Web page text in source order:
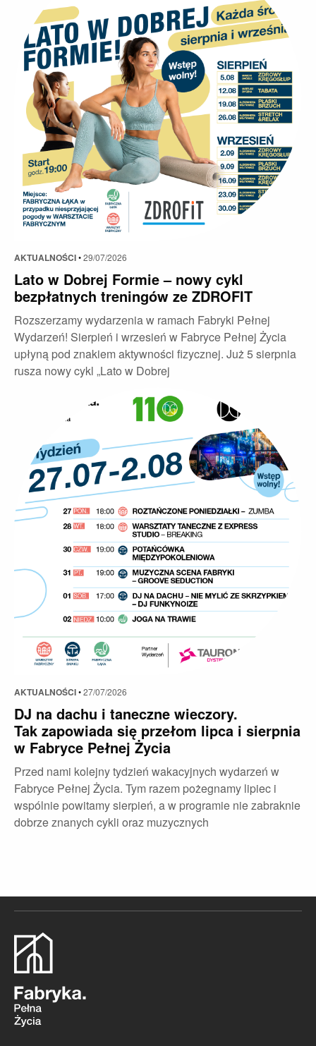
AKTUALNOŚCI•29/07/2026
Lato w Dobrej Formie – nowy cykl
bezpłatnych treningów ze ZDROFIT
Rozszerzamy wydarzenia w ramach Fabryki Pełnej
Wydarzeń! Sierpień i wrzesień w Fabryce Pełnej Życia
upłyną pod znakiem aktywności fizycznej. Już 5 sierpnia
rusza nowy cykl „Lato w Dobrej
AKTUALNOŚCI•27/07/2026
DJ na dachu i taneczne wieczory.
Tak zapowiada się przełom lipca i sierpnia
w Fabryce Pełnej Życia
Przed nami kolejny tydzień wakacyjnych wydarzeń w
Fabryce Pełnej Życia. Tym razem pożegnamy lipiec i
wspólnie powitamy sierpień, a w programie nie zabraknie
dobrze znanych cykli oraz muzycznych